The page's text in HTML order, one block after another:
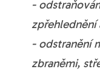
-
zpřehlednění
- odstranění
zbraněmi,